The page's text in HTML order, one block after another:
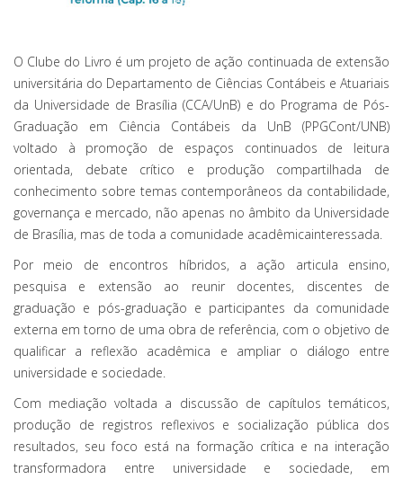
O Clube do Livro é um projeto de ação continuada de extensão
universitária do Departamento de Ciências Contábeis e Atuariais
da Universidade de Brasília (CCA/UnB) e do Programa de Pós-
Graduação em Ciência Contábeis da UnB (PPGCont/UNB)
voltado à promoção de espaços continuados de leitura
orientada, debate crítico e produção compartilhada de
conhecimento sobre temas contemporâneos da contabilidade,
governança e mercado, não apenas no âmbito da Universidade
de Brasília, mas de toda a comunidade acadêmicainteressada.
Por meio de encontros híbridos, a ação articula ensino,
pesquisa e extensão ao reunir docentes, discentes de
graduação e pós-graduação e participantes da comunidade
externa em torno de uma obra de referência, com o objetivo de
qualificar a reflexão acadêmica e ampliar o diálogo entre
universidade e sociedade.
Com mediação voltada a discussão de capítulos temáticos,
produção de registros reflexivos e socialização pública dos
resultados, seu foco está na formação crítica e na interação
transformadora entre universidade e sociedade, em